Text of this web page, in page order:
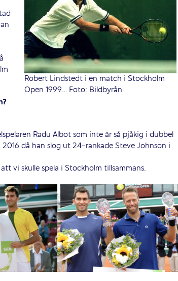
Robert Lindstedt i en match i Stockholm
Open 1999… Foto: Bildbyrån
Radu Albot som inte är så pjåkig i dubbel
då han slog ut 24-rankade Steve Johnson i
vi skulle spela i Stockholm tillsammans.